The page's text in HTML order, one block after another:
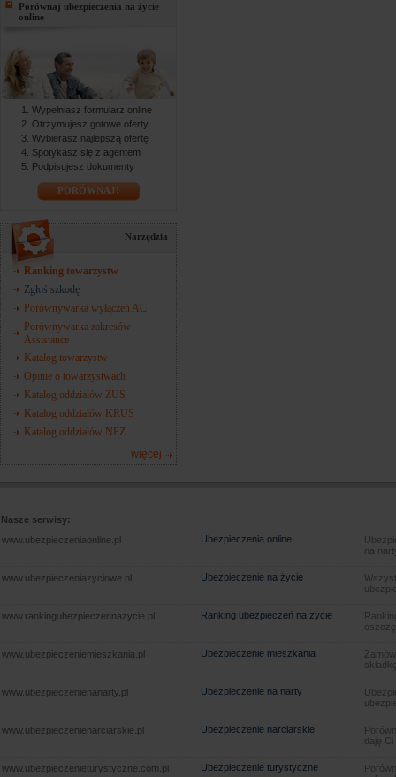
Porównaj ubezpieczenia na życie
online
Wypełniasz formularz online
Otrzymujesz gotowe oferty
Wybierasz najlepszą ofertę
Spotykasz się z agentem
Podpisujesz dokumenty
PORÓWNAJ!
Narzędzia
Ranking towarzystw
Zgłoś szkodę
Porównywarka wyłączeń AC
Porównywarka zakresów
Assistance
Katalog towarzystw
Opinie o towarzystwach
Katalog oddziałów ZUS
Katalog oddziałów KRUS
Katalog oddziałów NFZ
więcej
Nasze serwisy:
www.ubezpieczeniaonline.pl
Ubezpieczenia online
na
www.ubezpieczeniazyciowe.pl Ubezpieczenie na życie
www.rankingubezpieczennazycie.pl Ranking ubezpieczeń na życie
www.ubezpieczeniemieszkania.pl Ubezpieczenie mieszkania
www.ubezpieczenienanarty.pl Ubezpieczenie na narty
www.ubezpieczenienarciarskie.pl Ubezpieczenie narciarskie
daję
www.ubezpieczenieturystyczne.com.pl Ubezpieczenie turystyczne